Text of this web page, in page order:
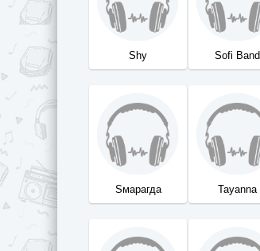
Shy Sofi Band
Sмарагда Tayanna